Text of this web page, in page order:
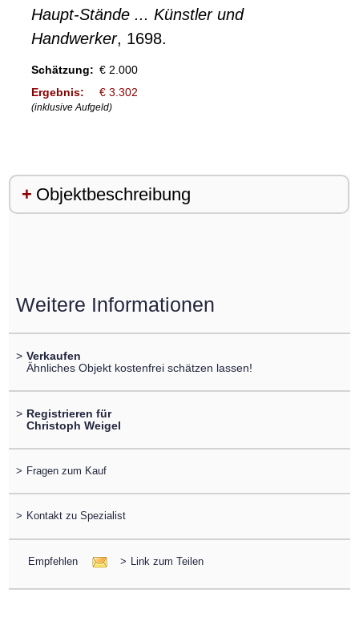
Haupt-Stände ... Künstler und
Handwerker, 1698.
Schätzung: € 2.000
Ergebnis:
€ 3.302
(inklusive Aufgeld)
Objektbeschreibung
Weitere Informationen
> Verkaufen
Ähnliches Objekt kostenfrei schätzen lassen!
> Registrieren für
Christoph Weigel
> Fragen zum Kauf
> Kontakt zu Spezialist
Empfehlen > Link zum Teilen